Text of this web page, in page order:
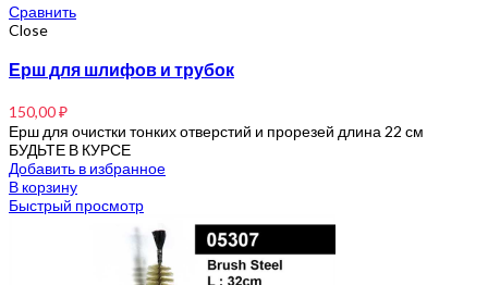
Сравнить
Close
Ерш для шлифов и трубок
150,00₽
Ерш для очистки тонких отверстий и прорезей длина 22 см
БУДЬТЕ В КУРСЕ
Добавить в избранное
В корзину
Быстрый просмотр